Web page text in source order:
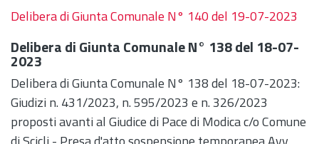
Delibera di Giunta Comunale N° 140 del 19-07-2023
Delibera di Giunta Comunale N° 138 del 18-07-
2023
Delibera di Giunta Comunale N° 138 del 18-07-2023:
Giudizi n. 431/2023, n. 595/2023 e n. 326/2023
proposti avanti al Giudice di Pace di Modica c/o Comune